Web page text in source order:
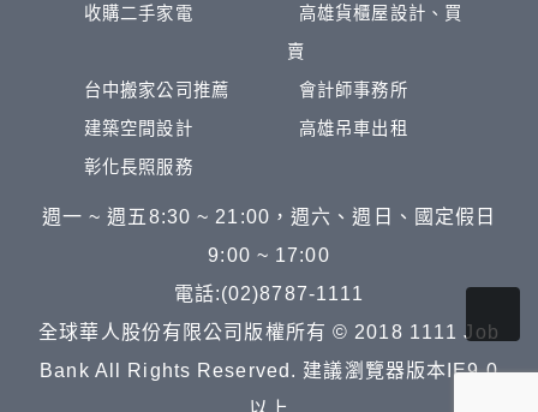
收購二手家電
高雄貨櫃屋設計、買
賣
台中搬家公司推薦
會計師事務所
建築空間設計
高雄吊車出租
彰化長照服務
週一 ~ 週五8:30 ~ 21:00，週六、週日、國定假日
9:00 ~ 17:00
電話:(02)8787-1111
全球華人股份有限公司版權所有 © 2018 1111 Job
Bank All Rights Reserved. 建議瀏覽器版本IE9.0